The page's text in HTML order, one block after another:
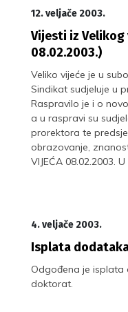
12. veljače 2003.
Vijesti iz
08.02.2003.)
Veliko vijeće je u
Sindikat sudjeluje u
Raspravilo je i o
a u raspravi su
prorektora te
obrazovanje, znanost
VIJEĆA 08.02.2003.
4. veljače 2003.
Isplata
Odgođena je
doktorat.